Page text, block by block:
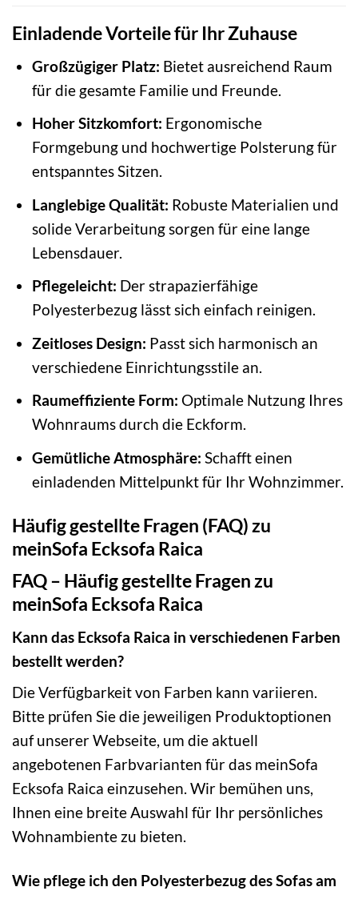
Einladende Vorteile für Ihr Zuhause
Großzügiger Platz: Bietet ausreichend Raum
für die gesamte Familie und Freunde.
Hoher Sitzkomfort: Ergonomische
Formgebung und hochwertige Polsterung für
entspanntes Sitzen.
Langlebige Qualität: Robuste Materialien und
solide Verarbeitung sorgen für eine lange
Lebensdauer.
Pflegeleicht: Der strapazierfähige
Polyesterbezug lässt sich einfach reinigen.
Zeitloses Design: Passt sich harmonisch an
verschiedene Einrichtungsstile an.
Raumeffiziente Form: Optimale Nutzung Ihres
Wohnraums durch die Eckform.
Gemütliche Atmosphäre: Schafft einen
einladenden Mittelpunkt für Ihr Wohnzimmer.
Häufig gestellte Fragen (FAQ) zu
meinSofa Ecksofa Raica
FAQ – Häufig gestellte Fragen zu
meinSofa Ecksofa Raica
Kann das Ecksofa Raica in verschiedenen Farben
bestellt werden?
Die Verfügbarkeit von Farben kann variieren.
Bitte prüfen Sie die jeweiligen Produktoptionen
auf unserer Webseite, um die aktuell
angebotenen Farbvarianten für das meinSofa
Ecksofa Raica einzusehen. Wir bemühen uns,
Ihnen eine breite Auswahl für Ihr persönliches
Wohnambiente zu bieten.
Wie pflege ich den Polyesterbezug des Sofas am